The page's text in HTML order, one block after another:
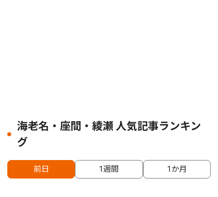
海老名・座間・綾瀬 人気記事ランキン
グ
前日 1週間 1か月